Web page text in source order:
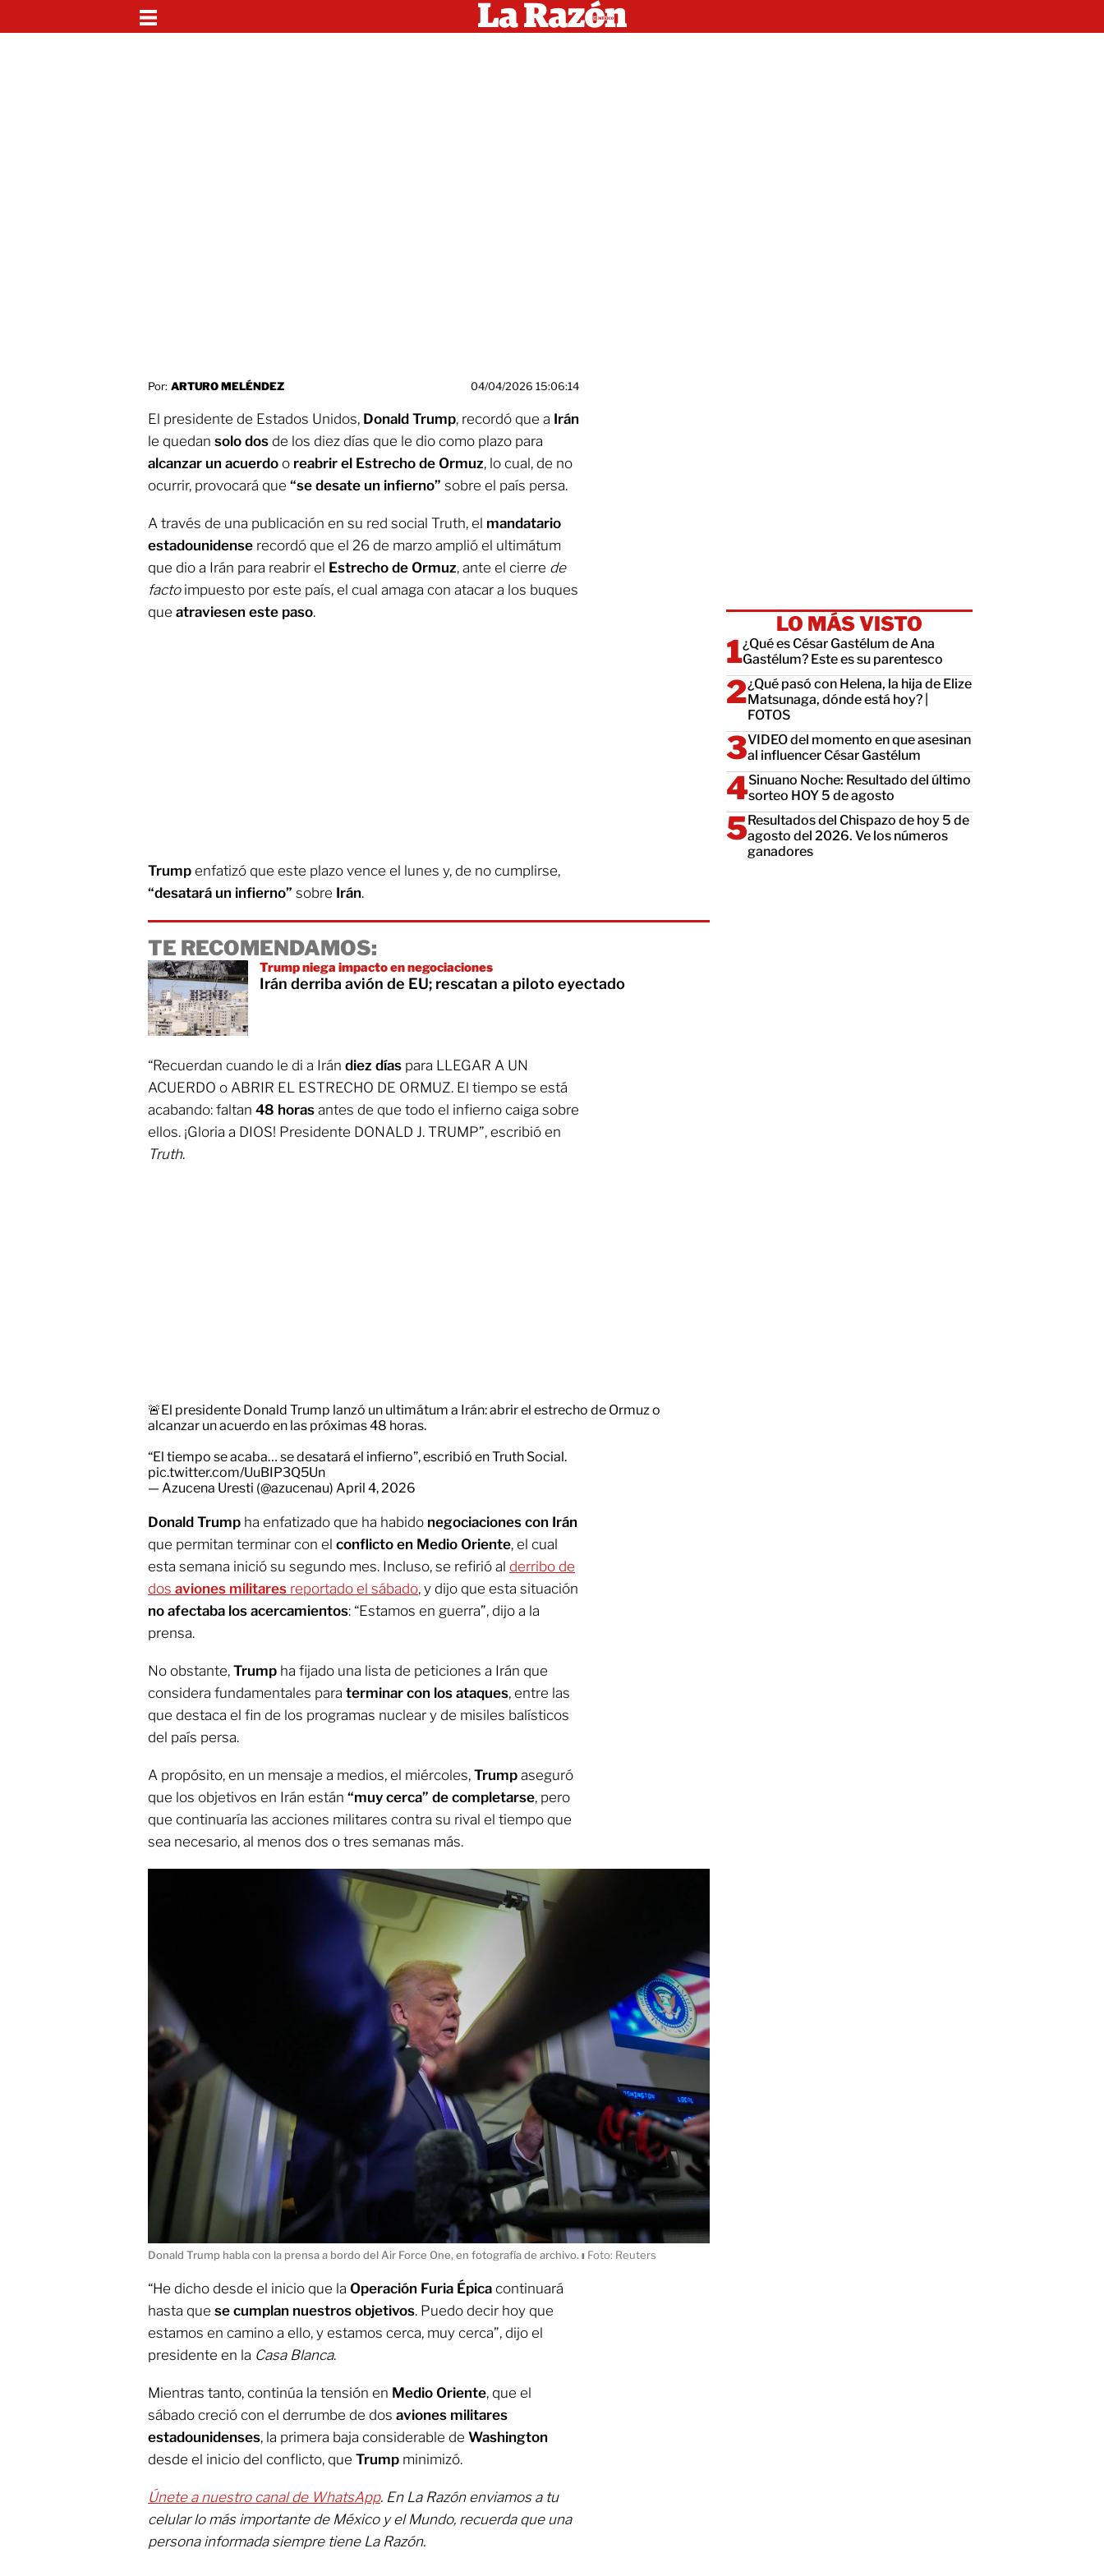
Por: ARTURO MELÉNDEZ 04/04/2026 15:06:14
El presidente de Estados Unidos, Donald Trump, recordó que a Irán
le quedan solo dos de los diez días que le dio como plazo para
alcanzar un acuerdo o reabrir el Estrecho de Ormuz, lo cual, de no
ocurrir, provocará que “se desate un infierno” sobre el país persa.
A través de una publicación en su red social Truth, el mandatario
estadounidense recordó que el 26 de marzo amplió el ultimátum
que dio a Irán para reabrir el Estrecho de Ormuz, ante el cierre de
factoimpuesto por este país, el cual amaga con atacar a los buques
que atraviesen este paso.
Trump enfatizó que este plazo vence el lunes y, de no cumplirse,
“desatará un infierno” sobre Irán.
TE RECOMENDAMOS:
Trump niega impacto en negociaciones
Irán derriba avión de EU; rescatan a piloto eyectado
“Recuerdan cuando le di a Irán diez días para LLEGAR A UN
ACUERDO o ABRIR EL ESTRECHO DE ORMUZ. El tiempo se está
acabando: faltan 48 horas antes de que todo el infierno caiga sobre
ellos. ¡Gloria a DIOS! Presidente DONALD J. TRUMP”, escribió en
Truth.
🚨El presidente Donald Trump lanzó un ultimátum a Irán: abrir el estrecho de Ormuz o
alcanzar un acuerdo en las próximas 48 horas.
“El tiempo se acaba… se desatará el infierno”, escribió en Truth Social.
pic.twitter.com/UuBIP3Q5Un
— Azucena Uresti (@azucenau) April 4, 2026
Donald Trump ha enfatizado que ha habido negociaciones con Irán
que permitan terminar con el conflicto en Medio Oriente, el cual
esta semana inició su segundo mes. Incluso, se refirió al derribo de
dos aviones militares reportado el sábado, y dijo que esta situación
no afectaba los acercamientos: “Estamos en guerra”, dijo a la
prensa.
No obstante, Trump ha fijado una lista de peticiones a Irán que
considera fundamentales para terminar con los ataques, entre las
que destaca el fin de los programas nuclear y de misiles balísticos
del país persa.
A propósito, en un mensaje a medios, el miércoles, Trump aseguró
que los objetivos en Irán están “muy cerca” de completarse, pero
que continuaría las acciones militares contra su rival el tiempo que
sea necesario, al menos dos o tres semanas más.
Donald Trump habla con la prensa a bordo del Air Force One, en fotografía de archivo. ı Foto: Reuters
“He dicho desde el inicio que la Operación Furia Épica continuará
hasta que se cumplan nuestros objetivos. Puedo decir hoy que
estamos en camino a ello, y estamos cerca, muy cerca”, dijo el
presidente en la Casa Blanca.
Mientras tanto, continúa la tensión en Medio Oriente, que el
sábado creció con el derrumbe de dos aviones militares
estadounidenses, la primera baja considerable de Washington
desde el inicio del conflicto, que Trump minimizó.
Únete a nuestro canal de WhatsApp. En La Razón enviamos a tu
celular lo más importante de México y el Mundo, recuerda que una
persona informada siempre tiene La Razón.
LO MÁS VISTO
¿Qué es César Gastélum de Ana
Gastélum? Este es su parentesco
¿Qué pasó con Helena, la hija de Elize
Matsunaga, dónde está hoy? |
FOTOS
VIDEO del momento en que asesinan
al influencer César Gastélum
Sinuano Noche: Resultado del último
sorteo HOY 5 de agosto
Resultados del Chispazo de hoy 5 de
agosto del 2026. Ve los números
ganadores